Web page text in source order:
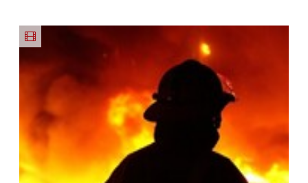
رونمایی
ویزیت
رایگان+پرداخت
اقساطی😍
وارد بازار
ایران شد